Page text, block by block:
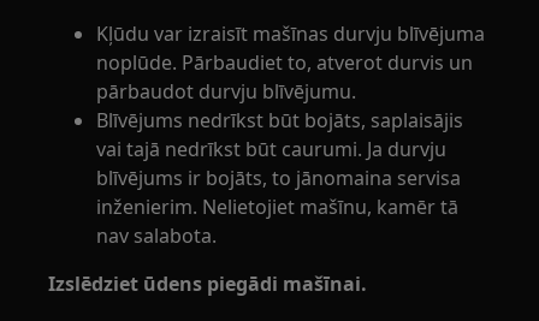
Kļūdu var izraisīt mašīnas durvju blīvējuma
noplūde. Pārbaudiet to, atverot durvis un
pārbaudot durvju blīvējumu.
Blīvējums nedrīkst būt bojāts, saplaisājis
vai tajā nedrīkst būt caurumi. Ja durvju
blīvējums ir bojāts, to jānomaina servisa
inženierim. Nelietojiet mašīnu, kamēr tā
nav salabota.
Izslēdziet ūdens piegādi mašīnai.